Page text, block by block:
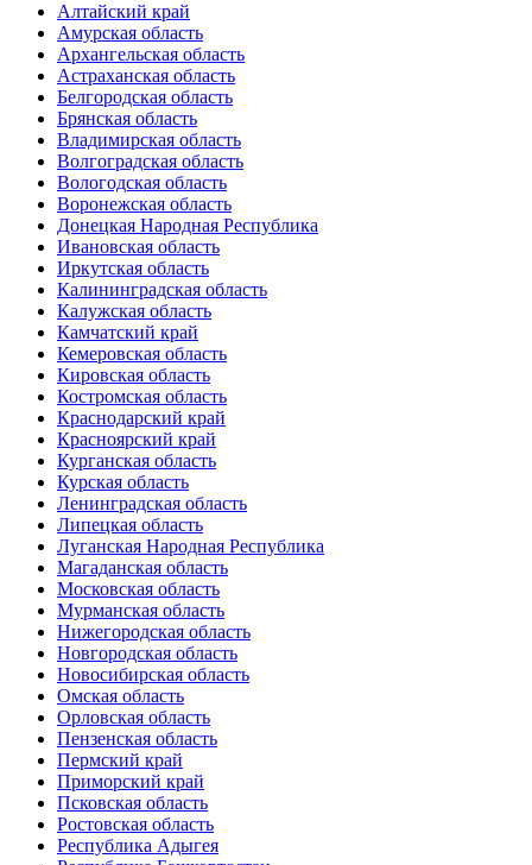
Алтайский край
Амурская область
Архангельская область
Астраханская область
Белгородская область
Брянская область
Владимирская область
Волгоградская область
Вологодская область
Воронежская область
Донецкая Народная Республика
Ивановская область
Иркутская область
Калининградская область
Калужская область
Камчатский край
Кемеровская область
Кировская область
Костромская область
Краснодарский край
Красноярский край
Курганская область
Курская область
Ленинградская область
Липецкая область
Луганская Народная Республика
Магаданская область
Московская область
Мурманская область
Нижегородская область
Новгородская область
Новосибирская область
Омская область
Орловская область
Пензенская область
Пермский край
Приморский край
Псковская область
Ростовская область
Республика Адыгея